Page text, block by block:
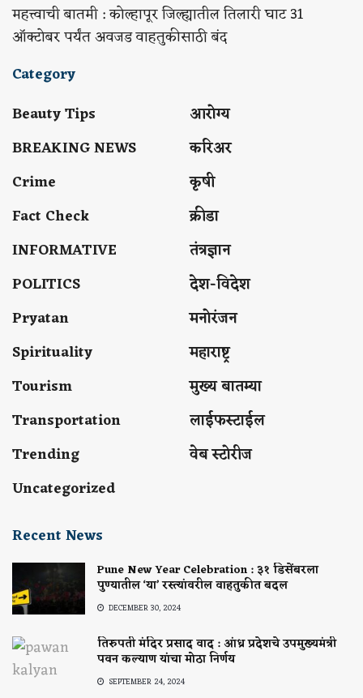
महत्त्वाची बातमी : कोल्हापूर जिल्ह्यातील तिलारी घाट 31
ऑक्टोबर पर्यंत अवजड वाहतुकीसाठी बंद
Category
Beauty Tips
BREAKING NEWS
Crime
Fact Check
INFORMATIVE
POLITICS
Pryatan
Spirituality
Tourism
Transportation
Trending
Uncategorized
आरोग्य
करिअर
कृषी
क्रीडा
तंत्रज्ञान
देश-विदेश
मनोरंजन
महाराष्ट्र
मुख्य बातम्या
लाईफस्टाईल
वेब स्टोरीज
Recent News
Pune New Year Celebration : ३१ डिसेंबरला
पुण्यातील ‘या’ रस्त्यांवरील वाहतुकीत बदल
DECEMBER 30, 2024
तिरुपती मंदिर प्रसाद वाद : आंध्र प्रदेशचे उपमुख्यमंत्री
पवन कल्याण यांचा मोठा निर्णय
SEPTEMBER 24, 2024